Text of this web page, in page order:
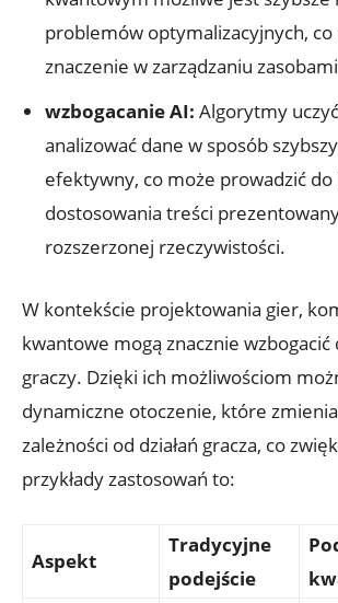
problemów optymalizacyjnych, co
znaczenie w zarządzaniu
wzbogacanie AI: Algorytmy
analizować dane w sposób
efektywny, co może prowadzić do
dostosowania treści
rozszerzonej rzeczywistości.
W kontekście projektowania gier,
kwantowe mogą znacznie wzbogacić
graczy. Dzięki ich możliwościom
dynamiczne otoczenie, które
zależności od działań gracza, co
przykłady zastosowań to:
Aspekt
Tradycyjne
podejście